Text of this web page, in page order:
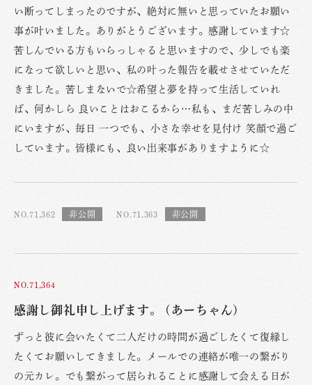
い断ってしまったのですが、絶対に無いと思っていたお願い
事が叶いました。ありがとうございます。感謝しています☆
苦しんでいる方もいらっしゃると思いますので、少しでも楽
になって欲しいと思い、私の叶った報告を載せさせていただ
きました。苦しまないで☆希望と夢を持って生活していれ
ば、何かしら 良いことはおこるから…私も、まだ苦しみの中
にいますが、毎日 一つでも、小さな幸せを見付け 笑顔で過ご
しています。皆様にも、良い出来事がありますように☆
NO.71,362 NO.71,363
NO.71,364
感謝し御礼申し上げます。 (あーちゃん)
ずっと彼に会いたくて二人だけの時間が過ごしたくて復縁し
たくてお願いしてきました。メールでの連絡が唯一の繋がり
の元カレ。でも繋がって居られることに感謝して会える日が